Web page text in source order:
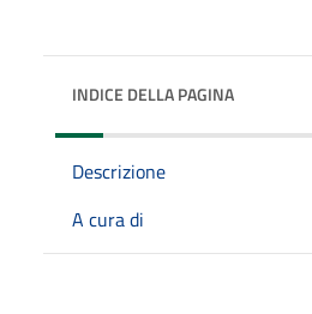
INDICE DELLA PAGINA
Descrizione
A cura di